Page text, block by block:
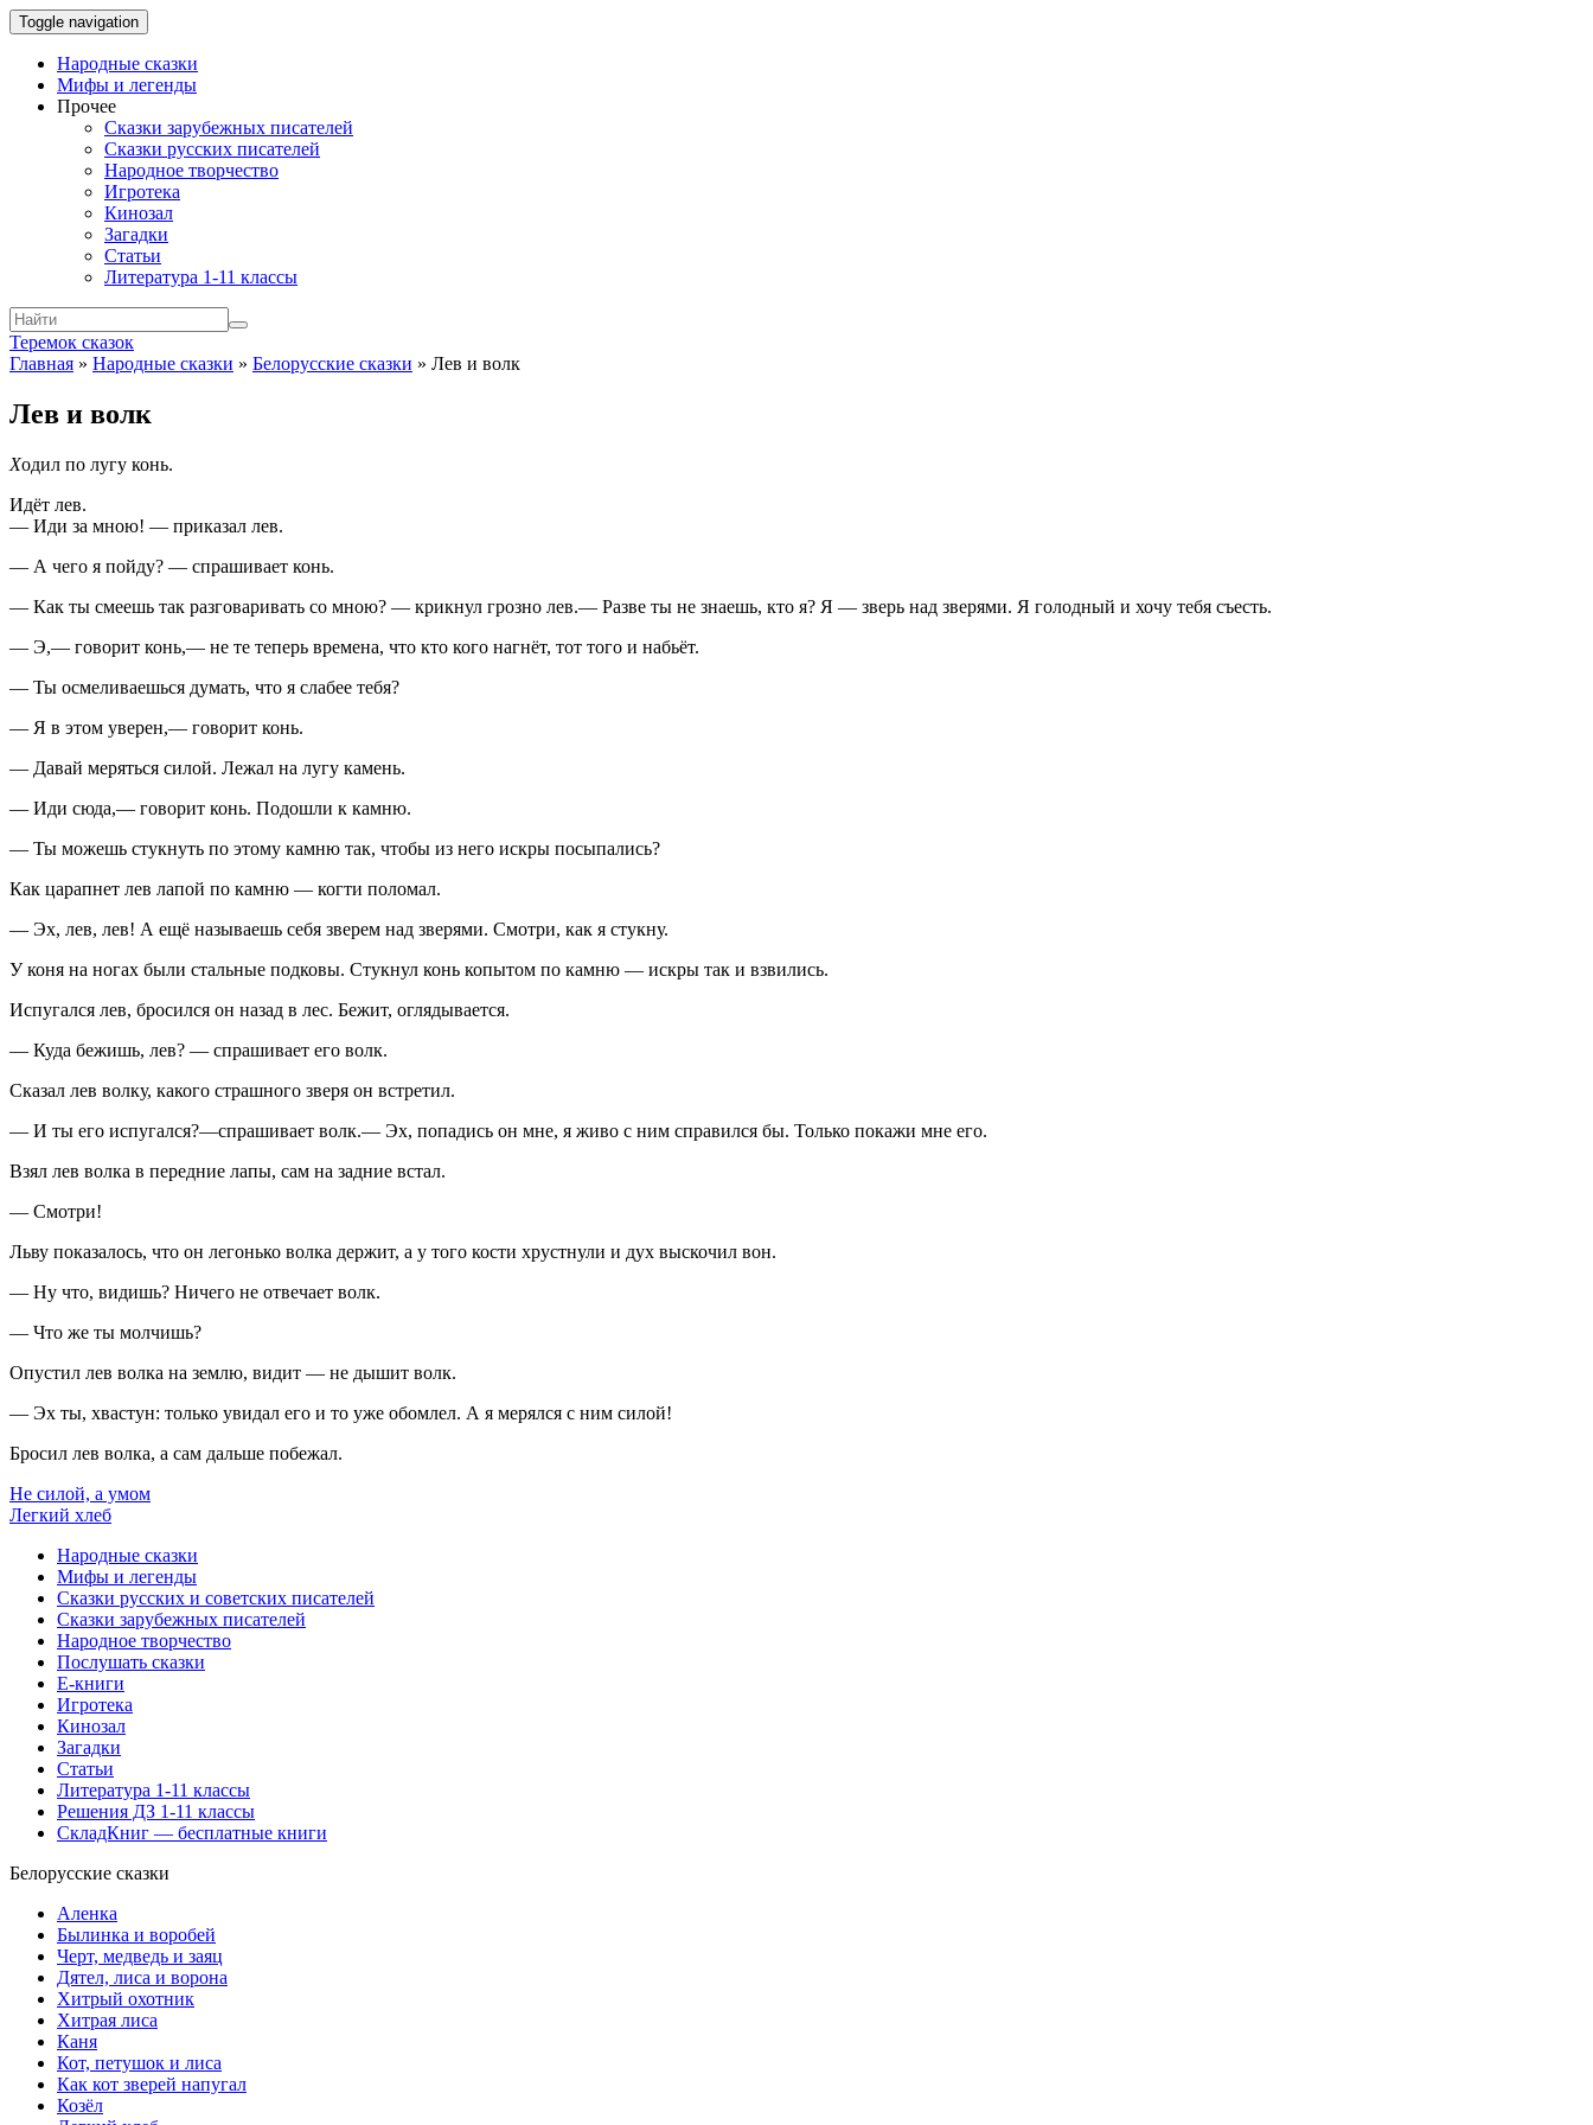
Toggle navigation
Народные сказки
Мифы и легенды
Прочее
Сказки зарубежных писателей
Сказки русских писателей
Народное творчество
Игротека
Кинозал
Загадки
Статьи
Литература 1-11 классы
Теремок сказок
Главная » Народные сказки » Белорусские сказки » Лев и волк
Лев и волк
Ходил по лугу конь.
Идёт лев.
— Иди за мною! — приказал лев.
— А чего я пойду? — спрашивает конь.
— Как ты смеешь так разговаривать со мною? — крикнул грозно лев.— Разве ты не знаешь, кто я? Я — зверь над зверями. Я голодный и хочу тебя съесть.
— Э,— говорит конь,— не те теперь времена, что кто кого нагнёт, тот того и набьёт.
— Ты осмеливаешься думать, что я слабее тебя?
— Я в этом уверен,— говорит конь.
— Давай меряться силой. Лежал на лугу камень.
— Иди сюда,— говорит конь. Подошли к камню.
— Ты можешь стукнуть по этому камню так, чтобы из него искры посыпались?
Как царапнет лев лапой по камню — когти поломал.
— Эх, лев, лев! А ещё называешь себя зверем над зверями. Смотри, как я стукну.
У коня на ногах были стальные подковы. Стукнул конь копытом по камню — искры так и взвились.
Испугался лев, бросился он назад в лес. Бежит, оглядывается.
— Куда бежишь, лев? — спрашивает его волк.
Сказал лев волку, какого страшного зверя он встретил.
— И ты его испугался?—спрашивает волк.— Эх, попадись он мне, я живо с ним справился бы. Только покажи мне его.
Взял лев волка в передние лапы, сам на задние встал.
— Смотри!
Льву показалось, что он легонько волка держит, а у того кости хрустнули и дух выскочил вон.
— Ну что, видишь? Ничего не отвечает волк.
— Что же ты молчишь?
Опустил лев волка на землю, видит — не дышит волк.
— Эх ты, хвастун: только увидал его и то уже обомлел. А я мерялся с ним силой!
Бросил лев волка, а сам дальше побежал.
Не силой, а умом
Легкий хлеб
Народные сказки
Мифы и легенды
Сказки русских и советских писателей
Сказки зарубежных писателей
Народное творчество
Послушать сказки
Е-книги
Игротека
Кинозал
Загадки
Статьи
Литература 1-11 классы
Решения ДЗ 1-11 классы
СкладКниг — бесплатные книги
Белорусские сказки
Аленка
Былинка и воробей
Черт, медведь и заяц
Дятел, лиса и ворона
Хитрый охотник
Хитрая лиса
Каня
Кот, петушок и лиса
Как кот зверей напугал
Козёл